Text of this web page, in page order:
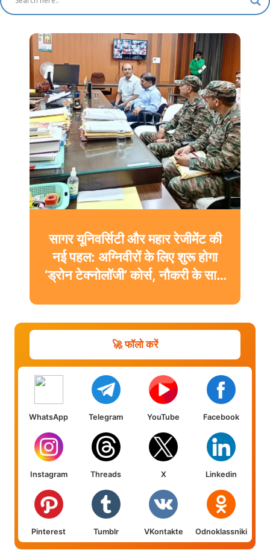
सागर यूनिवर्सिटी और महार रेजीमेंट की
नई पहल: अग्निवीरों के लिए शुरू होगा
‘ड्रोन टेक्नोलॉजी’ कोर्स, नौकरी के साथ
🚀 फॉलो करें
WhatsApp Telegram YouTube Facebook
Instagram Threads X Linkedin
Pinterest Tumblr VKontakte Odnoklassniki